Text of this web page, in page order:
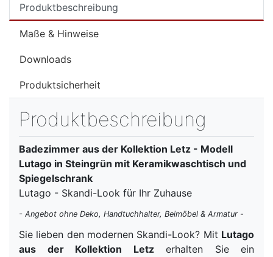
Produktbeschreibung
Maße & Hinweise
Downloads
Produktsicherheit
Produktbeschreibung
Badezimmer aus der Kollektion Letz - Modell
Lutago in Steingrün mit Keramikwaschtisch und
Spiegelschrank
Lutago - Skandi-Look für Ihr Zuhause
- Angebot ohne Deko, Handtuchhalter, Beimöbel & Armatur -
Sie lieben den modernen Skandi-Look? Mit Lutago
aus der Kollektion Letzerhalten Sie ein